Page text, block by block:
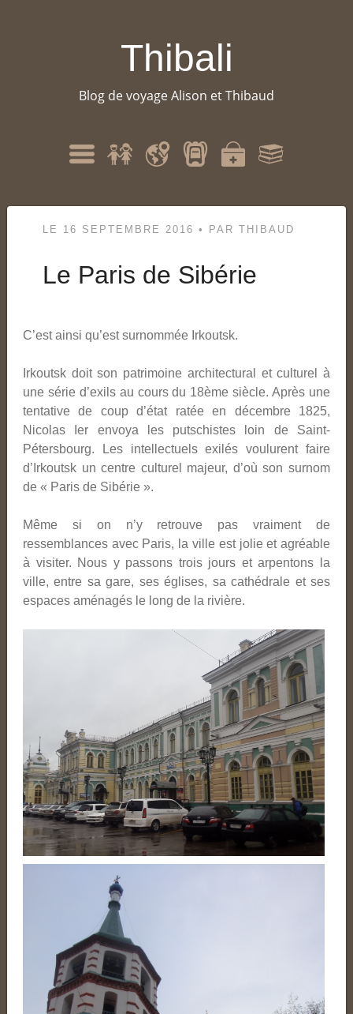
Thibali
Blog de voyage Alison et Thibaud
Menu
Qui
sommes-
?
ItinéraireMatérielSanté Bibliographie
LE 16 SEPTEMBRE 2016 • PAR THIBAUD
Le Paris de Sibérie
C’est ainsi qu’est surnommée Irkoutsk.
Irkoutsk doit son patrimoine architectural et culturel à
une série d’exils au cours du 18ème siècle. Après une
tentative de coup d’état ratée en décembre 1825,
Nicolas Ier envoya les putschistes loin de Saint-
Pétersbourg. Les intellectuels exilés voulurent faire
d’Irkoutsk un centre culturel majeur, d’où son surnom
de « Paris de Sibérie ».
Même si on n’y retrouve pas vraiment de
ressemblances avec Paris, la ville est jolie et agréable
à visiter. Nous y passons trois jours et arpentons la
ville, entre sa gare, ses églises, sa cathédrale et ses
espaces aménagés le long de la rivière.